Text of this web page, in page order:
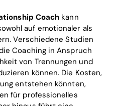
Coach kann
auf emotionaler als
Verschiedene Studien
Coaching in Anspruch
von Trennungen und
können. Die Kosten,
entstehen könnten,
für professionelles